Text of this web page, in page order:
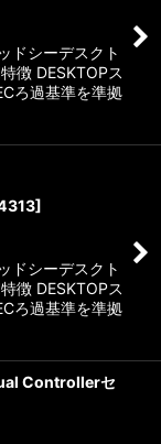
ドシーデスクト
徴 DESKTOPス
ろ過基準を準拠
]
ドシーデスクト
徴 DESKTOPス
ろ過基準を準拠
Controllerセ